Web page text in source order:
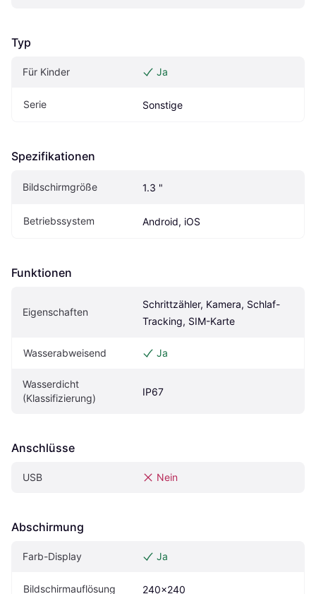
Typ
Für Kinder Ja
Serie Sonstige
Spezifikationen
Bildschirmgröße 1.3 "
Betriebssystem Android, iOS
Funktionen
Eigenschaften
Schrittzähler, Kamera, Schlaf-
Tracking, SIM-Karte
Wasserabweisend Ja
Wasserdicht
(Klassifizierung)
IP67
Anschlüsse
USB Nein
Abschirmung
Farb-Display Ja
Bildschirmauflösung 240x240